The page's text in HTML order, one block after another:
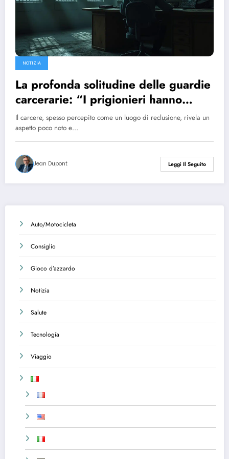
NOTIZIA
La profonda solitudine delle guardie
carcerarie: “I prigionieri hanno
preso il controllo”
Il carcere, spesso percepito come un luogo di reclusione, rivela un
aspetto poco noto e…
Jean Dupont Leggi Il Seguito
Auto/Motocicleta
Consiglio
Gioco d’azzardo
Notizia
Salute
Tecnología
Viaggio